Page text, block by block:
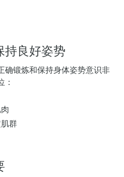
持良好姿势
确锻炼和保持身体姿势意识非
：
群